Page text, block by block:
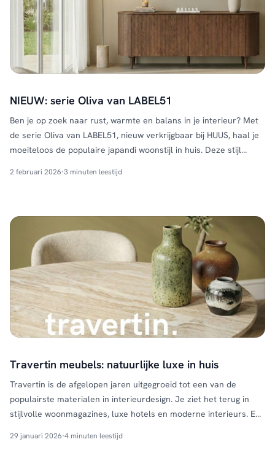
NIEUW: serie Oliva van LABEL51
Ben je op zoek naar rust, warmte en balans in je interieur? Met
de serie Oliva van LABEL51, nieuw verkrijgbaar bij HUUS, haal je
moeiteloos de populaire japandi woonstijl in huis. Deze stijl
natuurlijke elementen van Scandinavisch wonen. Het resultaat:
2 februari 2026·3 minuten leestijd
Travertin meubels: natuurlijke luxe in huis
Travertin is de afgelopen jaren uitgegroeid tot een van de
populairste materialen in interieurdesign. Je ziet het terug in
stijlvolle woonmagazines, luxe hotels en moderne interieurs. En
uitstraling en past perfect bij de woontrends van nu: rust,
29 januari 2026·4 minuten leestijd